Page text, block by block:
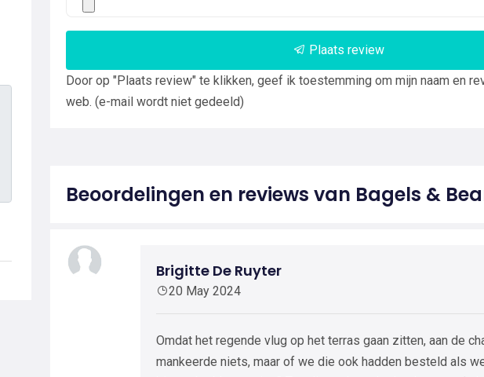
Plaats review
Door op "Plaats review" te klikken, geef ik toestemming om mijn naam en
web. (e-mail wordt niet gedeeld)
Beoordelingen en reviews van Bagels &
Brigitte De Ruyter
20 May 2024
Omdat het regende vlug op het terras gaan zitten, aan de
mankeerde niets, maar of we die ook hadden besteld als